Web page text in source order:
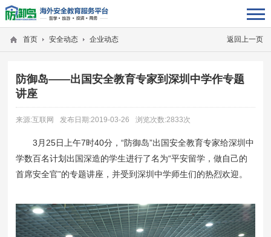
返回上一页
首页 安全动态 企业动态
防御岛——出国安全教育专家到深圳中学作专题
讲座
来源:互联网 发布日期:2019-03-26 浏览次数:2833次
3月25日上午7时40分，“防御岛”出国安全教育专家给深圳中
学数百名计划出国深造的学生进行了名为“平安留学，做自己的
首席安全官”的专题讲座，并受到深圳中学师生们的热烈欢迎。